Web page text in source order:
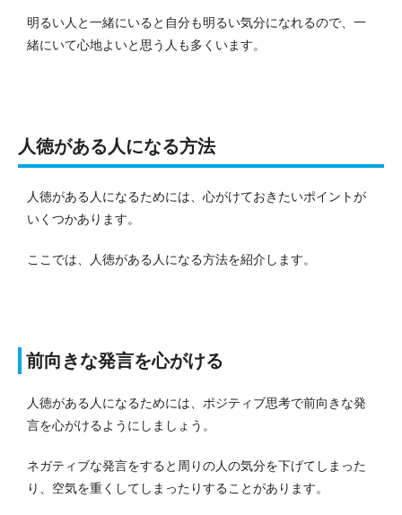
明るい人と一緒にいると自分も明るい気分になれるので、一
緒にいて心地よいと思う人も多くいます。
人徳がある人になる方法
人徳がある人になるためには、心がけておきたいポイントが
いくつかあります。
ここでは、人徳がある人になる方法を紹介します。
前向きな発言を心がける
人徳がある人になるためには、ポジティブ思考で前向きな発
言を心がけるようにしましょう。
ネガティブな発言をすると周りの人の気分を下げてしまった
り、空気を重くしてしまったりすることがあります。